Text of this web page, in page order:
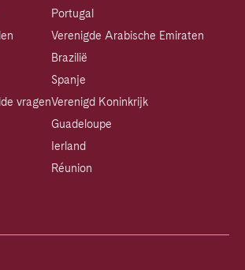
vragen
Portugal
Verenigde Arabische Emiraten
Brazilië
Spanje
Verenigd Koninkrijk
Guadeloupe
Ierland
Réunion